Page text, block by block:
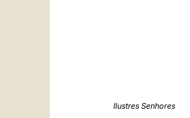
Ilustres Senhores